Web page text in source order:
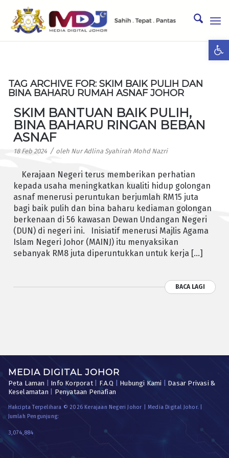
TAG ARCHIVE FOR: SKIM BAIK PULIH DAN
BINA BAHARU RUMAH ASNAF JOHOR
SKIM BANTUAN BAIK PULIH,
BINA BAHARU RINGAN BEBAN
ASNAF
18 Feb 2024 / oleh Nur Adlina Syahirah Mohd Nazri
Kerajaan Negeri terus memberikan perhatian
kepada usaha meningkatkan kualiti hidup golongan
asnaf menerusi peruntukan berjumlah RM15 juta
bagi baik pulih dan bina baharu kediaman golongan
berkenaan di 56 kawasan Dewan Undangan Negeri
(DUN) di negeri ini. Inisiatif menerusi Majlis Agama
Islam Negeri Johor (MAINJ) itu menyaksikan
sebanyak RM8 juta diperuntukkan untuk kerja […]
BACA LAGI
MEDIA DIGITAL JOHOR
Peta Laman Info Korporat| F.A.Q Hubungi Kami
Dasar Privasi &
Keselamatan
Penyataan Penafian
Hakcipta Terpelihara © 2026 Kerajaan Negeri Johor | Media Digital Johor. |
Jumlah Pengunjung:
3,074,884